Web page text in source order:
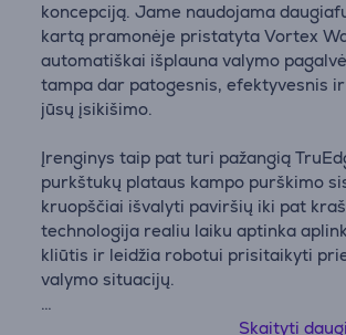
koncepciją. Jame naudojama
kartą pramonėje pristatyta Vortex
automatiškai išplauna valymo
tampa dar patogesnis, efektyvesnis
jūsų įsikišimo.
Įrenginys taip pat turi pažangią
purkštukų plataus kampo purškimo
kruopščiai išvalyti paviršių iki pat
technologija realiu laiku aptinka
kliūtis ir leidžia robotui prisitaikyti
valymo situacijų.
• Revoliucinė daugiafunkcinė stotelė
Skaityti